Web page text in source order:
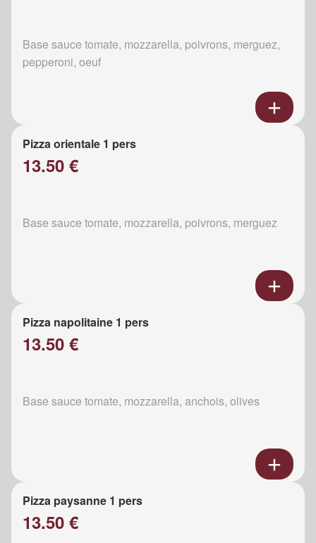
Base sauce tomate, mozzarella, poivrons, merguez,
pepperoni, oeuf
Pizza orientale 1 pers
13.50 €
Base sauce tomate, mozzarella, poivrons, merguez
Pizza napolitaine 1 pers
13.50 €
Base sauce tomate, mozzarella, anchois, olives
Pizza paysanne 1 pers
13.50 €